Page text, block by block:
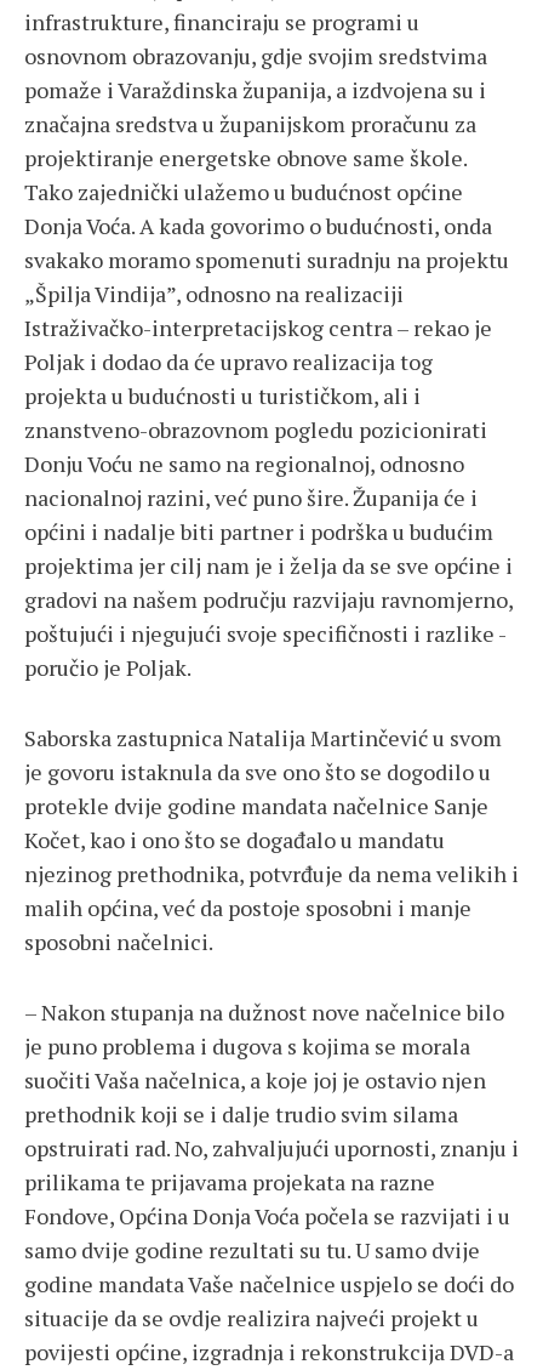
infrastrukture, financiraju se programi u
osnovnom obrazovanju, gdje svojim sredstvima
pomaže i Varaždinska županija, a izdvojena su i
značajna sredstva u županijskom proračunu za
projektiranje energetske obnove same škole.
Tako zajednički ulažemo u budućnost općine
Donja Voća. A kada govorimo o budućnosti, onda
svakako moramo spomenuti suradnju na projektu
„Špilja Vindija”, odnosno na realizaciji
Istraživačko-interpretacijskog centra – rekao je
Poljak i dodao da će upravo realizacija tog
projekta u budućnosti u turističkom, ali i
znanstveno-obrazovnom pogledu pozicionirati
Donju Voću ne samo na regionalnoj, odnosno
nacionalnoj razini, već puno šire. Županija će i
općini i nadalje biti partner i podrška u budućim
projektima jer cilj nam je i želja da se sve općine i
gradovi na našem području razvijaju ravnomjerno,
poštujući i njegujući svoje specifičnosti i razlike -
poručio je Poljak.
Saborska zastupnica Natalija Martinčević u svom
je govoru istaknula da sve ono što se dogodilo u
protekle dvije godine mandata načelnice Sanje
Kočet, kao i ono što se događalo u mandatu
njezinog prethodnika, potvrđuje da nema velikih i
malih općina, već da postoje sposobni i manje
sposobni načelnici.
– Nakon stupanja na dužnost nove načelnice bilo
je puno problema i dugova s kojima se morala
suočiti Vaša načelnica, a koje joj je ostavio njen
prethodnik koji se i dalje trudio svim silama
opstruirati rad. No, zahvaljujući upornosti, znanju i
prilikama te prijavama projekata na razne
Fondove, Općina Donja Voća počela se razvijati i u
samo dvije godine rezultati su tu. U samo dvije
godine mandata Vaše načelnice uspjelo se doći do
situacije da se ovdje realizira najveći projekt u
povijesti općine, izgradnja i rekonstrukcija DVD-a